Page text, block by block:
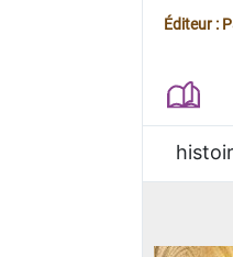
Juan
Éditeur :